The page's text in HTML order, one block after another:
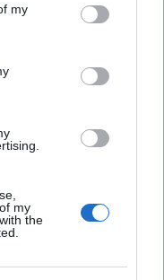
my
my
the
La